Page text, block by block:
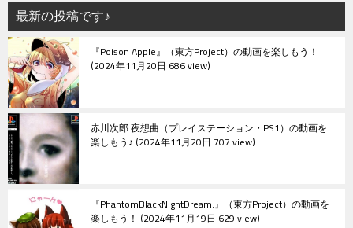
シ
ョ
ン
最新の投稿です♪
『Poison Apple』（東方Project）の動画を楽しもう！
2024年11月20日 686 view
赤川次郎 夜想曲（プレイステーション・PS1）の動画を
楽しもう♪ 2024年11月20日 707 view
『PhantomBlackNightDream.』（東方Project）の動画を
楽しもう！ 2024年11月19日 629 view